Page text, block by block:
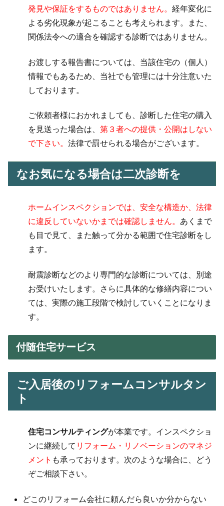
発見や保証をするものではありません。 経年変化に
よる劣化現象が起こることも考えられます。また、
関係法令への適合を確認する診断ではありません。
お渡しする報告書については、当該住宅の（個人）
情報でもあるため、当社でも管理には十分注意いた
しております。
ご依頼者様におかれましても、診断した住宅の購入
を見送った場合は、 第３者への提供・公開はしない
で下さい。 法律で罰せられる場合がございます。
なお気になる場合は二次診断を
ホームインスペクションでは、安全な構造か、法律
に違反していないかまでは確認しません。 あくまで
も目で見て、また触って分かる範囲で住宅診断をし
ます。
耐震診断などのより専門的な診断については、別途
お受けいたします。さらに具体的な修繕内容につい
ては、実際の施工段階で検討していくことになりま
す。
付随住宅サービス
ご入居後のリフォームコンサルタン
ト
住宅コンサルティングが本業です。インスペクショ
ンに継続して リフォーム・リノベーションのマネジ
メント も承っております。次のような場合に、どう
ぞご相談下さい。
どこのリフォーム会社に頼んだら良いか分からない